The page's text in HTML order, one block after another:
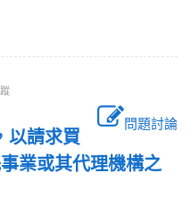
問題討論
以請求買
業或其代理機構之